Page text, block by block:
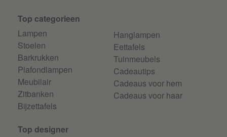
Top categorieen
Lampen
Stoelen
Barkrukken
Plafondlampen
Meubilair
Zitbanken
Bijzettafels
Hanglampen
Eettafels
Tuinmeubels
Cadeautips
Cadeaus voor hem
Cadeaus voor haar
Top designer